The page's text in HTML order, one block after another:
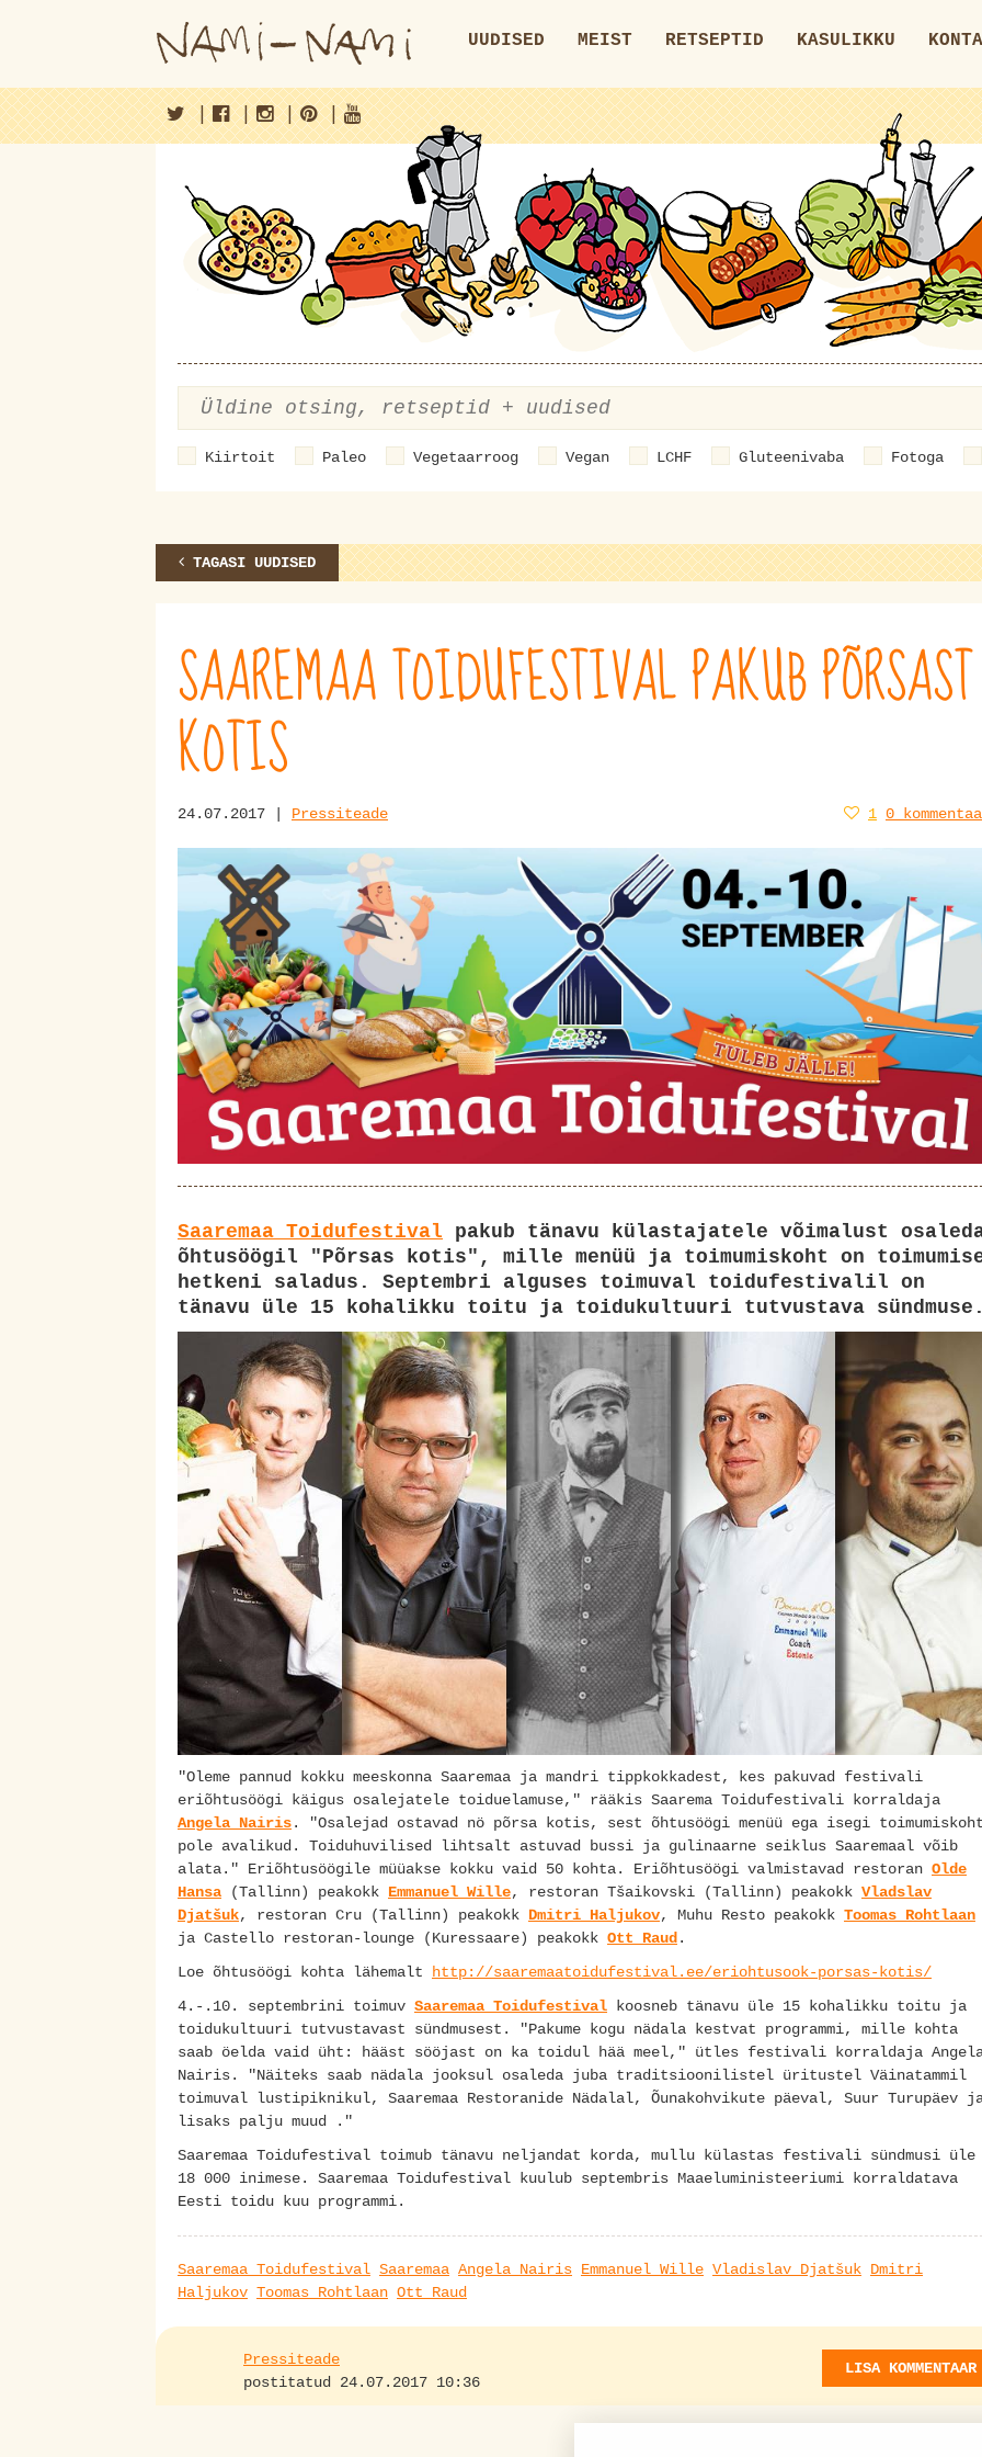
UUDISED MEIST RETSEPTID KASULIKKU
| | | |
Kiirtoit Paleo Vegetaarroog Vegan LCHF Gluteenivaba Fotoga
TAGASI UUDISED
SAAREMAA TOIDUFESTIVAL PAKUB PÕRSAST
KOTIS
24.07.2017 | Pressiteade 1 0
Saaremaa Toidufestival pakub tänavu külastajatele võimalust
õhtusöögil "Põrsas kotis", mille menüü ja toimumiskoht on
hetkeni saladus. Septembri alguses toimuval toidufestivalil on
tänavu üle 15 kohalikku toitu ja toidukultuuri tutvustava
"Oleme pannud kokku meeskonna Saaremaa ja mandri tippkokkadest, kes pakuvad festivali
eriõhtusöögi käigus osalejatele toiduelamuse," rääkis Saarema Toidufestivali korraldaja
Angela Nairis. "Osalejad ostavad nö põrsa kotis, sest õhtusöögi menüü ega isegi
pole avalikud. Toiduhuvilised lihtsalt astuvad bussi ja gulinaarne seiklus Saaremaal võib
alata." Eriõhtusöögile müüakse kokku vaid 50 kohta. Eriõhtusöögi valmistavad restoran Olde
Hansa (Tallinn) peakokk Emmanuel Wille, restoran Tšaikovski (Tallinn) peakokk Vladslav
Djatšuk, restoran Cru (Tallinn) peakokk Dmitri Haljukov, Muhu Resto peakokk Toomas Rohtlaan
ja Castello restoran-lounge (Kuressaare) peakokk Ott Raud .
Loe õhtusöögi kohta lähemalt
http://saaremaatoidufestival.ee/eriohtusook-porsas-kotis/
4.-.10. septembrini toimuv Saaremaa Toidufestival koosneb tänavu üle 15 kohalikku toitu ja
toidukultuuri tutvustavast sündmusest. "Pakume kogu nädala kestvat programmi, mille kohta
saab öelda vaid üht: hääst sööjast on ka toidul hää meel," ütles festivali korraldaja
Nairis. "Näiteks saab nädala jooksul osaleda juba traditsioonilistel üritustel Väinatammil
toimuval lustipiknikul, Saaremaa Restoranide Nädalal, Õunakohvikute päeval, Suur Turupäev
lisaks palju muud ."
Saaremaa Toidufestival toimub tänavu neljandat korda, mullu külastas festivali sündmusi üle
18 000 inimese. Saaremaa Toidufestival kuulub septembris Maaeluministeeriumi korraldatava
Eesti toidu kuu programmi.
Saaremaa Toidufestival Saaremaa Angela Nairis Emmanuel Wille Vladislav Djatšuk Dmitri
Haljukov Toomas Rohtlaan Ott Raud
Pressiteade
postitatud 24.07.2017 10:36
LISA KOMMENTAAR